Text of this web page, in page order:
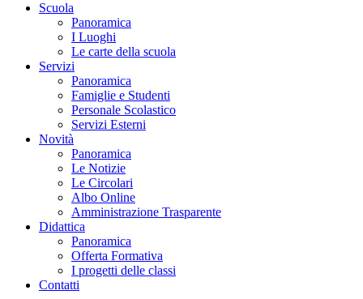
Scuola
Panoramica
I Luoghi
Le carte della scuola
Servizi
Panoramica
Famiglie e Studenti
Personale Scolastico
Servizi Esterni
Novità
Panoramica
Le Notizie
Le Circolari
Albo Online
Amministrazione Trasparente
Didattica
Panoramica
Offerta Formativa
I progetti delle classi
Contatti